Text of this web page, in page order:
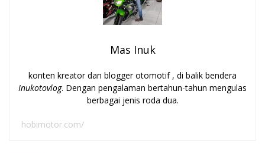
Mas Inuk
konten kreator dan blogger otomotif , di balik bendera
Inukotovlog. Dengan pengalaman bertahun-tahun mengulas
berbagai jenis roda dua.
hobimotor.com/